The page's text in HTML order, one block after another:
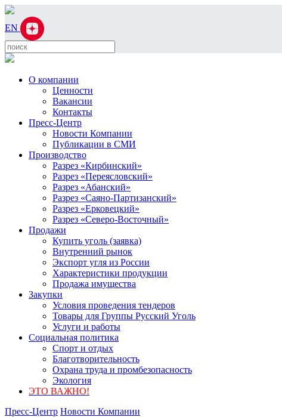
EN
О компании
Ценности
Вакансии
Контакты
Пресс-Центр
Новости Компании
Публикации в СМИ
Производство
Разрез «Кирбинский»
Разрез «Переясловский»
Разрез «Абанский»
Разрез «Саяно-Партизанский»
Разрез «Ерковецкий»
Разрез «Северо-Восточный»
Продажи
Купить уголь (заявка)
Внутренний рынок
Экспорт угля из России
Характеристики продукции
Продажа имущества
Закупки
Условия проведения тендеров
Товары для Группы Русский Уголь
Услуги и работы
Социальная политика
Спорт и отдых
Благотворительность
Охрана труда и промбезопасность
Экология
ЭТО ВАЖНО!
Пресс-Центр Новости Компании